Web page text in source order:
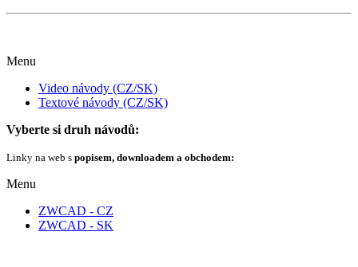
Menu
Video návody (CZ/SK)
Textové návody (CZ/SK)
Vyberte si druh návodů:
Linky na web s popisem, downloadem a obchodem:
Menu
ZWCAD - CZ
ZWCAD - SK